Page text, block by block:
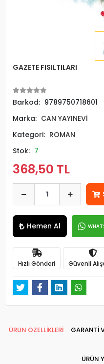
GAZETE FISILTILARI
Barkod: 9789750718601
Marka: CAN YAYINEVİ
Kategori: ROMAN
Stok: 7
368,50 TL
Hemen Al
Hızlı Gönderi Güvenli
ÜRÜN ÖZELLİKLERİ GARANTİ
ÜRÜN